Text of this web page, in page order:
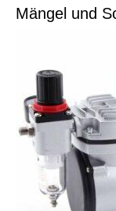
Mängel und